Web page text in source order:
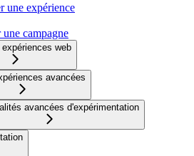
une expérience
une campagne
web
avancées
avancées d'expérimentation